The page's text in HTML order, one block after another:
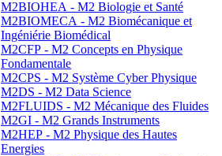
M2BIOHEA - M2 Biologie et Santé
M2BIOMECA - M2 Biomécanique et
Ingéniérie Biomédical
M2CFP - M2 Concepts en Physique
Fondamentale
M2CPS - M2 Système Cyber Physique
M2DS - M2 Data Science
M2FLUIDS - M2 Mécanique des Fluides
M2GI - M2 Grands Instruments
M2HEP - M2 Physique des Hautes
Energies